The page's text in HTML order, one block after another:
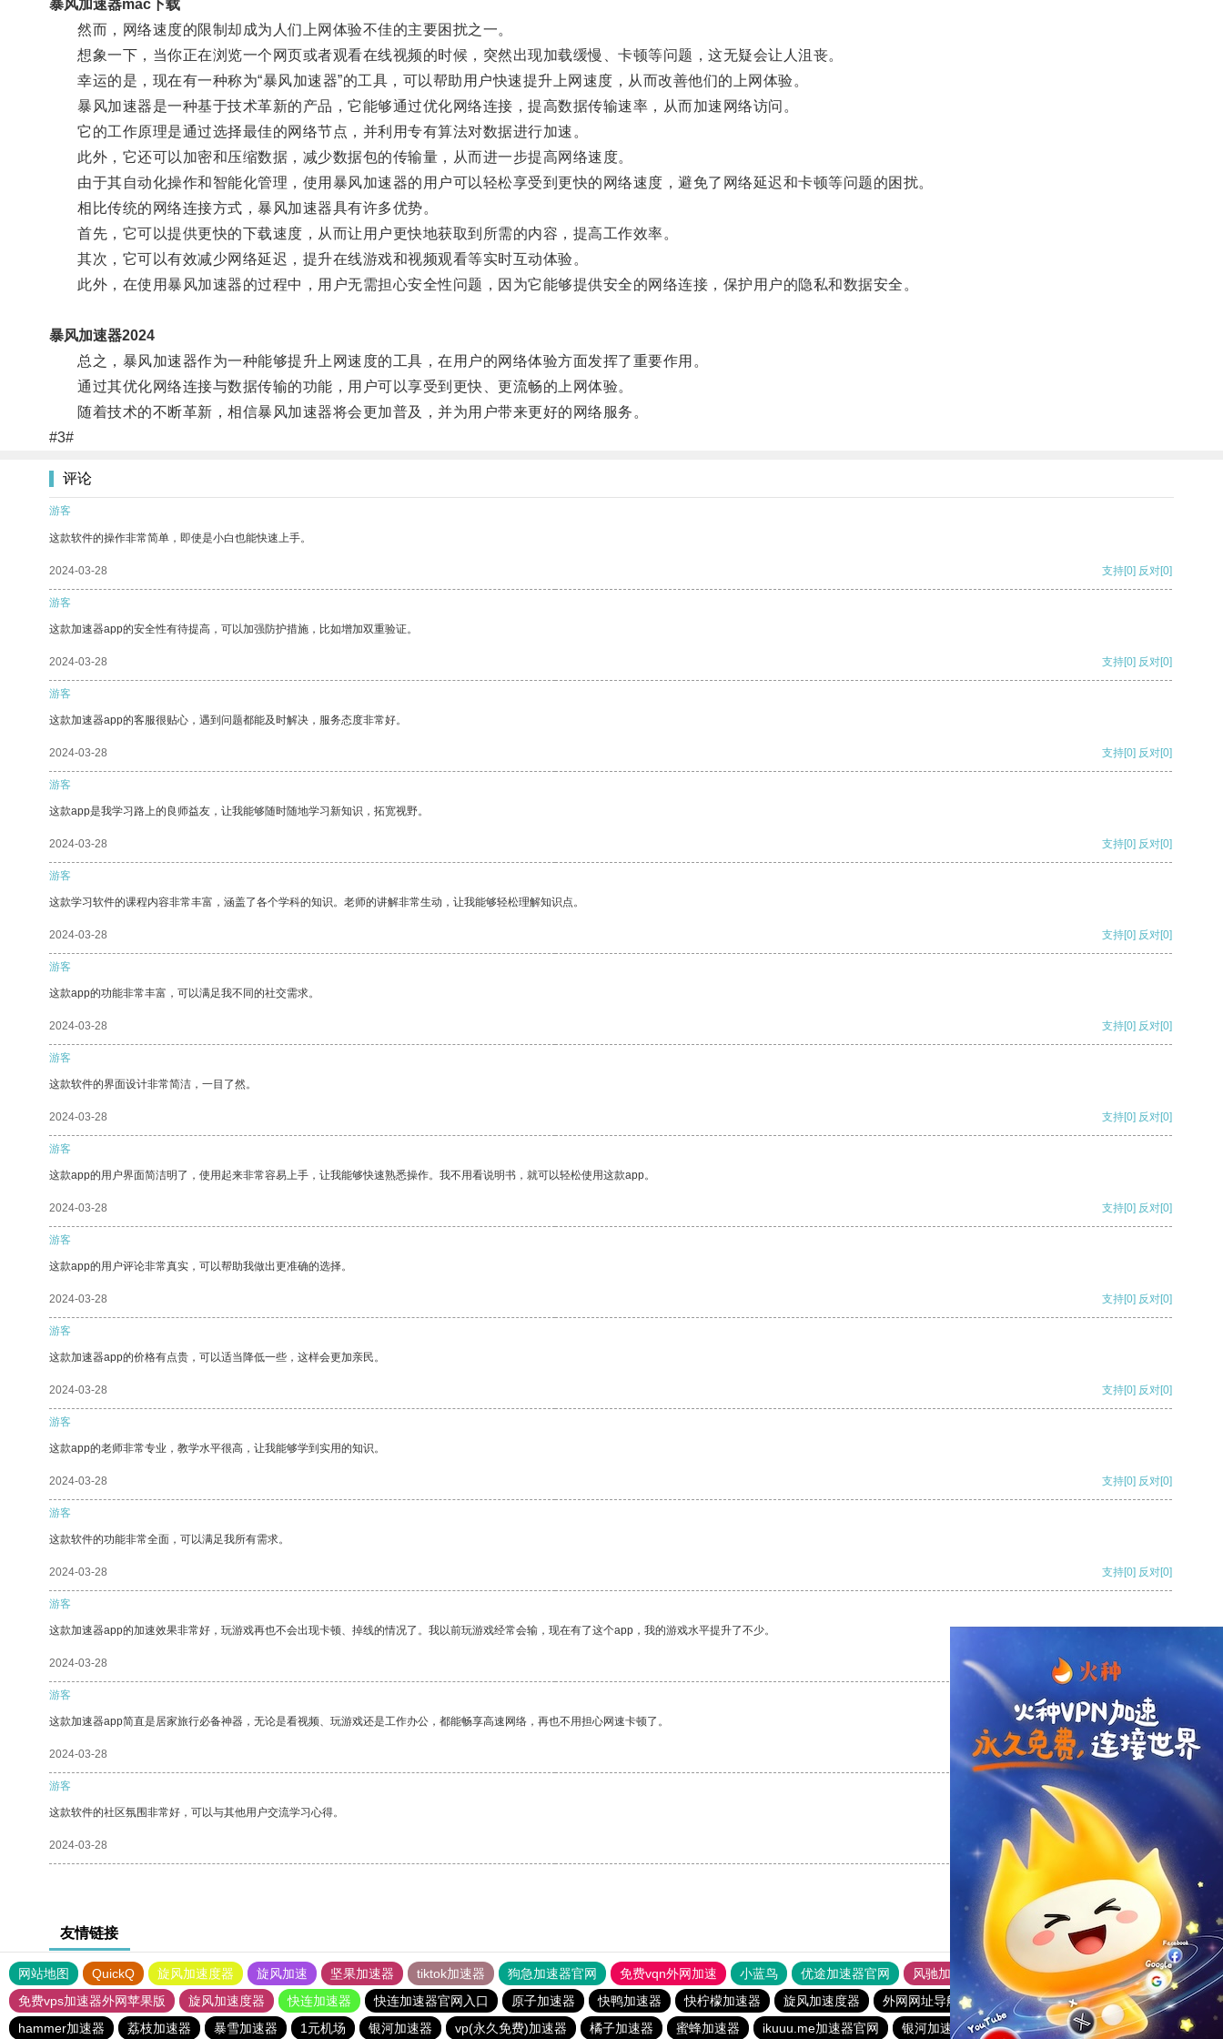
暴风加速器mac下载
然而，网络速度的限制却成为人们上网体验不佳的主要困扰之一。
想象一下，当你正在浏览一个网页或者观看在线视频的时候，突然出现加载缓慢、卡顿等问题，这无疑会让人沮丧。
幸运的是，现在有一种称为“暴风加速器”的工具，可以帮助用户快速提升上网速度，从而改善他们的上网体验。
暴风加速器是一种基于技术革新的产品，它能够通过优化网络连接，提高数据传输速率，从而加速网络访问。
它的工作原理是通过选择最佳的网络节点，并利用专有算法对数据进行加速。
此外，它还可以加密和压缩数据，减少数据包的传输量，从而进一步提高网络速度。
由于其自动化操作和智能化管理，使用暴风加速器的用户可以轻松享受到更快的网络速度，避免了网络延迟和卡顿等问题的困扰。
相比传统的网络连接方式，暴风加速器具有许多优势。
首先，它可以提供更快的下载速度，从而让用户更快地获取到所需的内容，提高工作效率。
其次，它可以有效减少网络延迟，提升在线游戏和视频观看等实时互动体验。
此外，在使用暴风加速器的过程中，用户无需担心安全性问题，因为它能够提供安全的网络连接，保护用户的隐私和数据安全。
暴风加速器2024
总之，暴风加速器作为一种能够提升上网速度的工具，在用户的网络体验方面发挥了重要作用。
通过其优化网络连接与数据传输的功能，用户可以享受到更快、更流畅的上网体验。
随着技术的不断革新，相信暴风加速器将会更加普及，并为用户带来更好的网络服务。
#3#
评论
游客
这款软件的操作非常简单，即使是小白也能快速上手。
2024-03-28 支持[0] 反对[0]
游客
这款加速器app的安全性有待提高，可以加强防护措施，比如增加双重验证。
2024-03-28 支持[0] 反对[0]
游客
这款加速器app的客服很贴心，遇到问题都能及时解决，服务态度非常好。
2024-03-28 支持[0] 反对[0]
游客
这款app是我学习路上的良师益友，让我能够随时随地学习新知识，拓宽视野。
2024-03-28 支持[0] 反对[0]
游客
这款学习软件的课程内容非常丰富，涵盖了各个学科的知识。老师的讲解非常生动，让我能够轻松理解知识点。
2024-03-28 支持[0] 反对[0]
游客
这款app的功能非常丰富，可以满足我不同的社交需求。
2024-03-28 支持[0] 反对[0]
游客
这款软件的界面设计非常简洁，一目了然。
2024-03-28 支持[0] 反对[0]
游客
这款app的用户界面简洁明了，使用起来非常容易上手，让我能够快速熟悉操作。我不用看说明书，就可以轻松使用这款app。
2024-03-28 支持[0] 反对[0]
游客
这款app的用户评论非常真实，可以帮助我做出更准确的选择。
2024-03-28 支持[0] 反对[0]
游客
这款加速器app的价格有点贵，可以适当降低一些，这样会更加亲民。
2024-03-28 支持[0] 反对[0]
游客
这款app的老师非常专业，教学水平很高，让我能够学到实用的知识。
2024-03-28 支持[0] 反对[0]
游客
这款软件的功能非常全面，可以满足我所有需求。
2024-03-28 支持[0] 反对[0]
游客
这款加速器app的加速效果非常好，玩游戏再也不会出现卡顿、掉线的情况了。我以前玩游戏经常会输，现在有了这个app，我的游戏水平提升了不少。
2024-03-28 支持
游客
这款加速器app简直是居家旅行必备神器，无论是看视频、玩游戏还是工作办公，都能畅享高速网络，再也不用担心网速卡顿了。
2024-03-28 支持[0] 反对[0]
游客
这款软件的社区氛围非常好，可以与其他用户交流学习心得。
2024-03-28 支持[0] 反对[0]
友情链接
网站地图 QuickQ 旋风加速度器 旋风加速 坚果加速器 tiktok加速器 狗急加速器官网 免费vqn外网加速 小蓝鸟 优途加速器官网 风驰加速器
旋风加速器
免费vps加速器外网苹果版
旋风加速度器 快连加速器 快连加速器官网入口 原子加速器 快鸭加速器 快柠檬加速器 旋风加速度器 外网网址导航 软件中心
银河加速器
hammer加速器
荔枝加速器 暴雪加速器 1元机场 银河加速器 vp(永久免费)加速器 橘子加速器 蜜蜂加速器 ikuuu.me加速器官网 银河加速器 1元机场 暴雪加速器